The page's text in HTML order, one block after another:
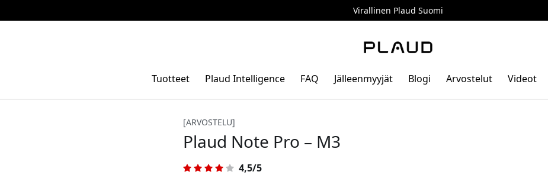
Virallinen Plaud Suomi
Tuotteet Plaud Intelligence FAQ Jälleenmyyjät Blogi Arvostelut Videot
[ARVOSTELU]
Plaud Note Pro – M3
4,5/5